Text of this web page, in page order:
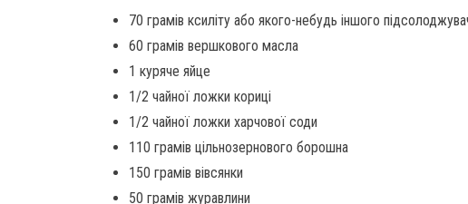
70 грамів ксиліту або якого-небудь іншого
60 грамів вершкового масла
1 куряче яйце
1/2 чайної ложки кориці
1/2 чайної ложки харчової соди
110 грамів цільнозернового борошна
150 грамів вівсянки
50 грамів журавлини